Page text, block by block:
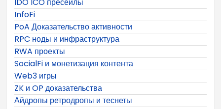
InfoFi
PoA Доказательство активности
RPC ноды и инфраструктура
RWA проекты
SocialFi и монетизация контента
Web3 игры
ZK и OP доказательства
Айдропы ретродропы и теснеты